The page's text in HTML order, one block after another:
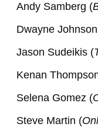
Andy Samberg (
Dwayne
Jason Sudeikis (
Kenan
Selena Gomez (
Steve Martin (